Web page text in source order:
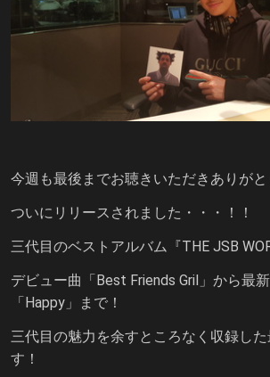
今週も最後までお聴きいただきありがと
ついにリリースされました・・・！！
三代目のベストアルバム『THE JSB
デビュー曲「Best Friends Gril」から最
「Happy」まで！
三代目の魅力を余すところなく収録し
す！